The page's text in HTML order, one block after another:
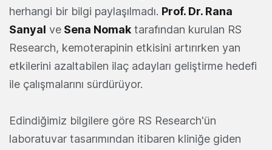
herhangi bir bilgi paylaşılmadı. Prof. Dr. Rana
Sanyal ve Sena Nomak tarafından kurulan RS
Research, kemoterapinin etkisini artırırken yan
etkilerini azaltabilen ilaç adayları geliştirme hedefi
ile çalışmalarını sürdürüyor.
Edindiğimiz bilgilere göre RS Research'ün
laboratuvar tasarımından itibaren kliniğe giden